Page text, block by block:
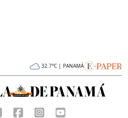
32.7°C | PANAMÁ